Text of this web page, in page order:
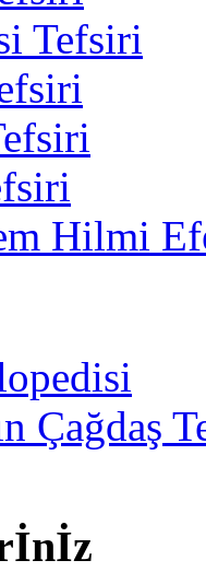
Tefsiri
Hilmi
Çağdaş